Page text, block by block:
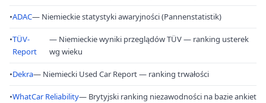
•ADAC— Niemieckie statystyki awaryjności (Pannenstatistik)
•TÜV-
Report
— Niemieckie wyniki przeglądów TÜV — ranking usterek
wg wieku
•Dekra— Niemiecki Used Car Report — ranking trwałości
•WhatCar Reliability— Brytyjski ranking niezawodności na bazie ankiet